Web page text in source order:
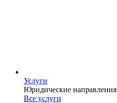
Услуги
Услуги
Юридические направления
Все услуги